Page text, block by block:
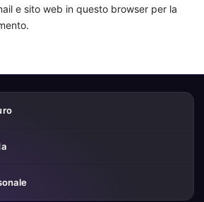
e sito web in questo browser per la